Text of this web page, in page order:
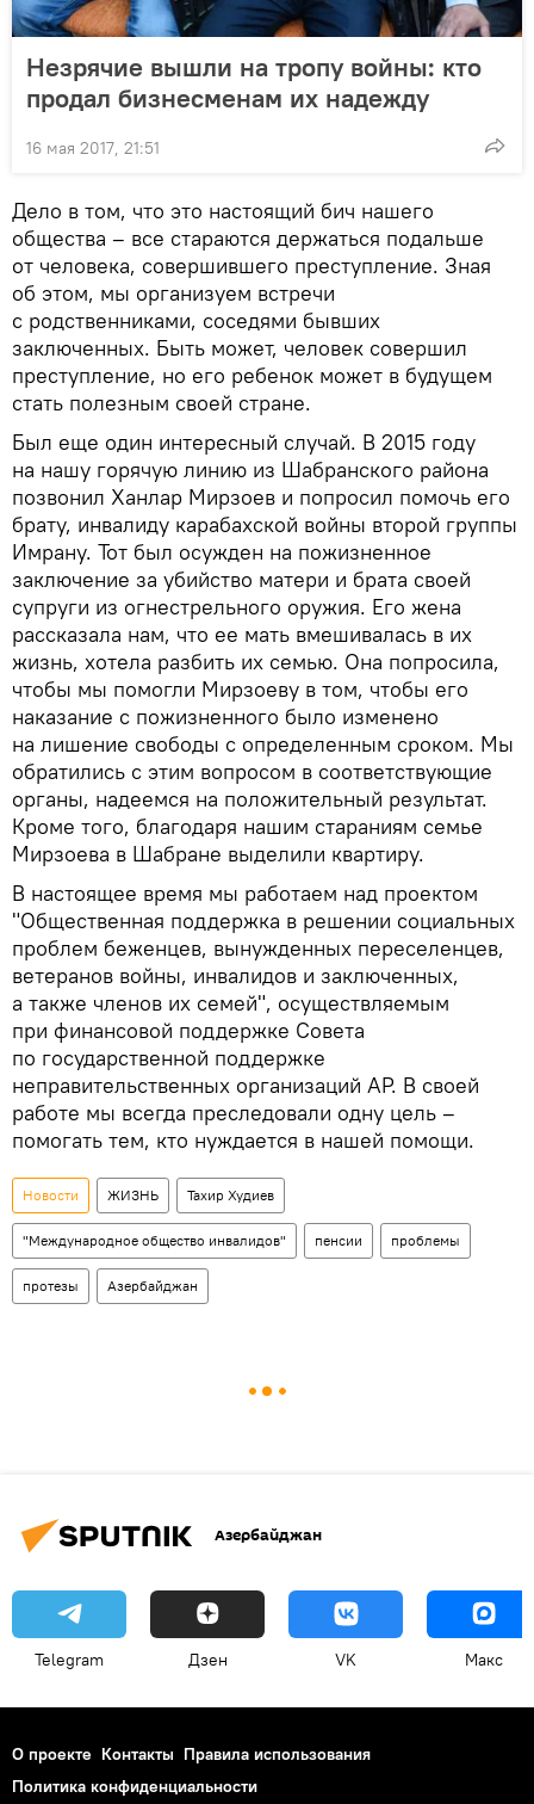
Незрячие вышли на тропу войны: кто
продал бизнесменам их надежду
16 мая 2017, 21:51
Дело в том, что это настоящий бич нашего
общества – все стараются держаться подальше
от человека, совершившего преступление. Зная
об этом, мы организуем встречи
с родственниками, соседями бывших
заключенных. Быть может, человек совершил
преступление, но его ребенок может в будущем
стать полезным своей стране.
Был еще один интересный случай. В 2015 году
на нашу горячую линию из Шабранского района
позвонил Ханлар Мирзоев и попросил помочь его
брату, инвалиду карабахской войны второй группы
Имрану. Тот был осужден на пожизненное
заключение за убийство матери и брата своей
супруги из огнестрельного оружия. Его жена
рассказала нам, что ее мать вмешивалась в их
жизнь, хотела разбить их семью. Она попросила,
чтобы мы помогли Мирзоеву в том, чтобы его
наказание с пожизненного было изменено
на лишение свободы с определенным сроком. Мы
обратились с этим вопросом в соответствующие
органы, надеемся на положительный результат.
Кроме того, благодаря нашим стараниям семье
Мирзоева в Шабране выделили квартиру.
В настоящее время мы работаем над проектом
"Общественная поддержка в решении социальных
проблем беженцев, вынужденных переселенцев,
ветеранов войны, инвалидов и заключенных,
а также членов их семей", осуществляемым
при финансовой поддержке Совета
по государственной поддержке
неправительственных организаций АР. В своей
работе мы всегда преследовали одну цель –
помогать тем, кто нуждается в нашей помощи.
Новости ЖИЗНЬ Тахир Худиев
"Международное общество инвалидов" пенсии проблемы
протезы Азербайджан
Азербайджан
Telegram Дзен VK Макс
О проекте Контакты Правила использования
Политика конфиденциальности